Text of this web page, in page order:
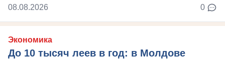
08.08.2026 0
Экономика
До 10 тысяч леев в год: в Молдове